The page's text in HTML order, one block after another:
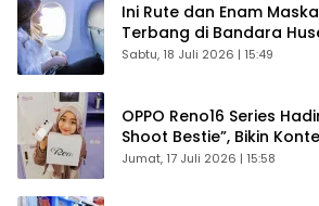
Ini Rute dan Enam
Terbang di Bandara
Sabtu, 18 Juli 2026 | 15:49
OPPO Reno16 Series
Shoot Bestie”, Bikin
Betah
Jumat, 17 Juli 2026 | 15:58